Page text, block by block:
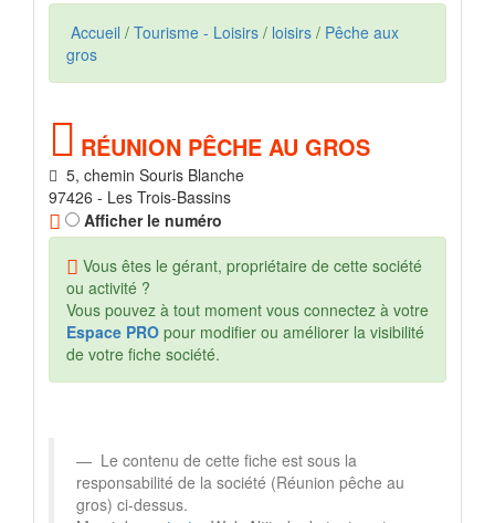
Accueil / Tourisme - Loisirs / loisirs / Pêche aux
gros
RÉUNION PÊCHE AU GROS
5, chemin Souris Blanche
97426 - Les Trois-Bassins
Afficher le numéro
Vous êtes le gérant, propriétaire de cette société
ou activité ?
Vous pouvez à tout moment vous connectez à votre
Espace PRO pour modifier ou améliorer la visibilité
de votre fiche société.
Le contenu de cette fiche est sous la
responsabilité de la société (Réunion pêche au
gros) ci-dessus.